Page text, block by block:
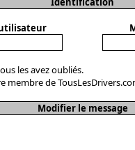
les avez oubliés.
membre de
Modifier le message